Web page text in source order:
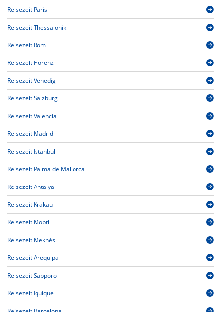
Reisezeit Paris
Reisezeit Thessaloniki
Reisezeit Rom
Reisezeit Florenz
Reisezeit Venedig
Reisezeit Salzburg
Reisezeit Valencia
Reisezeit Madrid
Reisezeit Istanbul
Reisezeit Palma de Mallorca
Reisezeit Antalya
Reisezeit Krakau
Reisezeit Mopti
Reisezeit Meknès
Reisezeit Arequipa
Reisezeit Sapporo
Reisezeit Iquique